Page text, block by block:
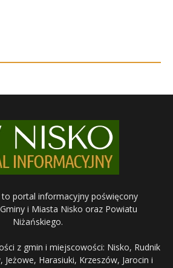
portal informacyjny poświęcony
i Miasta Nisko oraz Powiatu
Niżańskiego.
z gmin i miejscowości: Nisko, Rudnik
Jeżowe, Harasiuki, Krzeszów, Jarocin i